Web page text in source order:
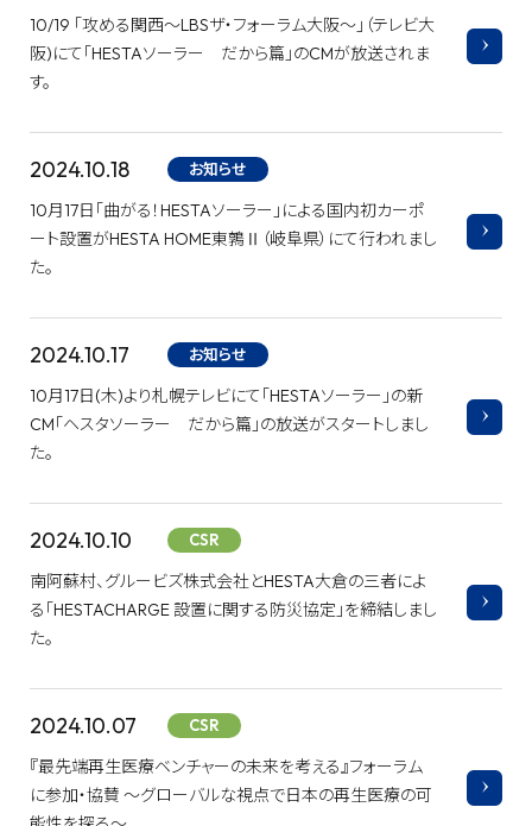
10/19 「攻める関西～LBSザ・フォーラム大阪～」（テレビ大
阪)にて「HESTAソーラー だから篇」のCMが放送されま
す。
2024.10.18 お知らせ
10月17日「曲がる！HESTAソーラー」による国内初カーポ
ート設置がHESTA HOME東鶉Ⅱ（岐阜県）にて行われまし
た。
2024.10.17 お知らせ
10月17日(木)より札幌テレビにて「HESTAソーラー」の新
CM「ヘスタソーラー だから篇」の放送がスタートしまし
た。
2024.10.10 CSR
南阿蘇村、グルービズ株式会社とHESTA大倉の三者によ
る「HESTACHARGE 設置に関する防災協定」を締結しまし
た。
2024.10.07 CSR
『最先端再生医療ベンチャーの未来を考える』フォーラム
に参加・協賛 ～グローバルな視点で日本の再生医療の可